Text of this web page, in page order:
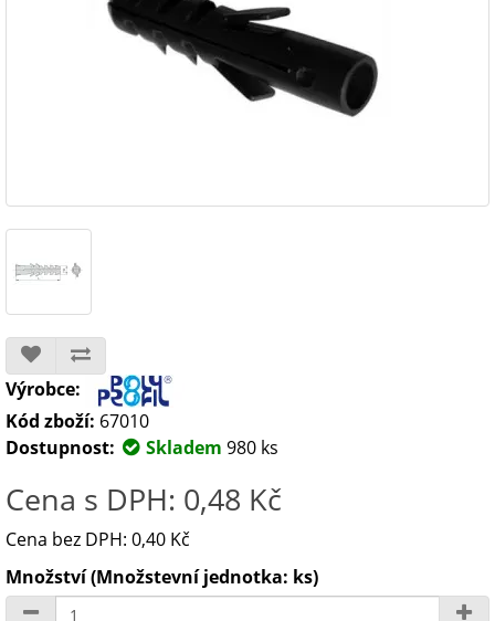
Výrobce:
Kód zboží: 67010
Dostupnost:
Skladem 980 ks
Cena s DPH: 0,48 Kč
Cena bez DPH: 0,40 Kč
Množství (Množstevní jednotka: ks)